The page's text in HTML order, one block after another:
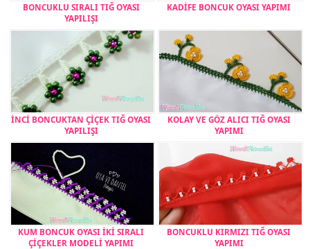
BONCUKLU SIRALI TIĞ OYASI
YAPILIŞI
KADİFE BONCUK OYASI YAPIMI
İNCİ BONCUKTAN ÇİÇEK TIĞ OYASI
YAPILIŞI
KOLAY VE GÖZ ALICI TIĞ OYASI
YAPIMI
KUM BONCUK OYASI İKİ SIRALI
ÇİÇEKLER MODELİ YAPIMI
BONCUKLU KIRMIZI TIĞ OYASI
YAPIMI